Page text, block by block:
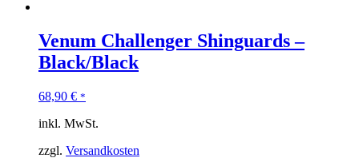
Venum Challenger Shinguards –
Black/Black
68,90 € *
inkl. MwSt.
zzgl. Versandkosten